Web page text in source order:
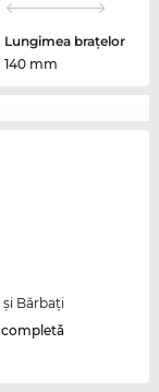
Lungimea brațelor
140 mm
şi Bărbaţi
completă